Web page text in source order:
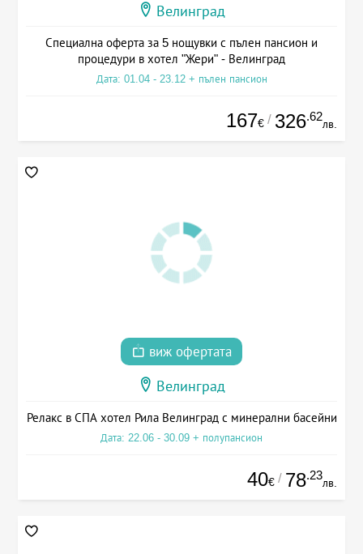
Велинград
Специална оферта за 5 нощувки с пълен пансион и
процедури в хотел "Жери" - Велинград
Дата: 01.04 - 23.12 + пълен пансион
167€ / 326.62
лв.
виж офертата
Велинград
Релакс в СПА хотел Рила Велинград с минерални басейни
Дата: 22.06 - 30.09 + полупансион
40€ / 78.23
лв.